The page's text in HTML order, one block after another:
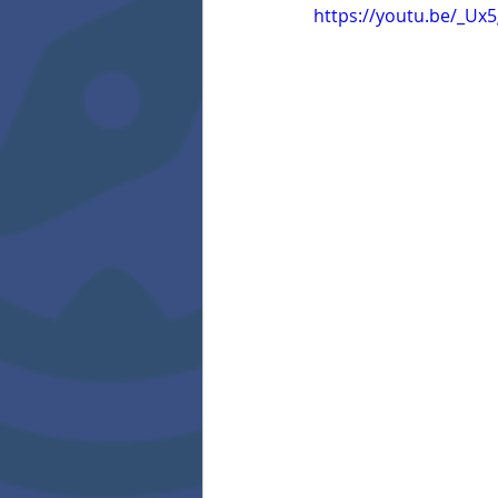
https://youtu.be/